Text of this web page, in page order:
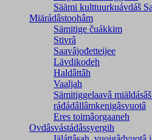
Säämi kulttuurkuávdáš
Miärádâstoohâm
Sämitige čuákkim
Stivrâ
Saavâjođetteijee
Lävdikodeh
Haldâttâh
Vaaljah
Sämitiggelaavâ
ráđádâllâmkenigâsvuotâ
Eres toimâorgaaneh
Ovdâsvástádâssyergih